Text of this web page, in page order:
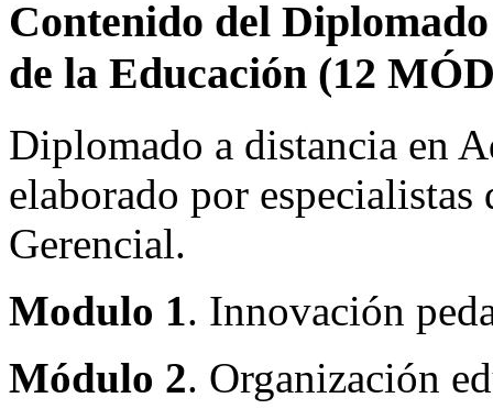
Contenido del
de la Educación (12
Diplomado a distancia en
elaborado por
Gerencial.
Modulo 1. Innovación
Módulo 2. Organización